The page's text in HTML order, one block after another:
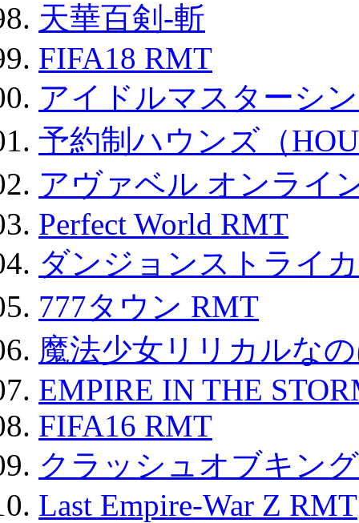
天華百剣-斬
FIFA18 RMT
アイドルマスターシ
予約制ハウンズ（
アヴァベル オンライ
Perfect World RMT
ダンジョンストライ
777タウン RMT
魔法少女リリカルな
EMPIRE IN THE
FIFA16 RMT
クラッシュオブキン
Last Empire-War Z RMT